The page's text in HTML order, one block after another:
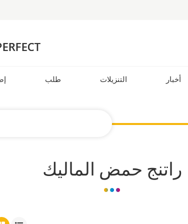
طلب التنزيلات أخبار
راتنج حمض الماليك